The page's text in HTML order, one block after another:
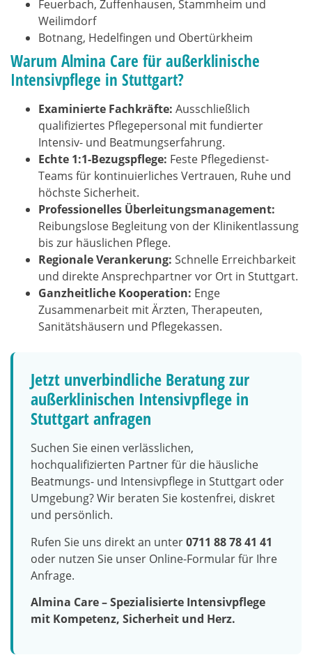
Feuerbach, Zuffenhausen, Stammheim und
Weilimdorf
Botnang, Hedelfingen und Obertürkheim
Warum Almina Care für außerklinische
Intensivpflege in Stuttgart?
Examinierte Fachkräfte: Ausschließlich
qualifiziertes Pflegepersonal mit fundierter
Intensiv- und Beatmungserfahrung.
Echte 1:1-Bezugspflege: Feste Pflegedienst-
Teams für kontinuierliches Vertrauen, Ruhe und
höchste Sicherheit.
Professionelles Überleitungsmanagement:
Reibungslose Begleitung von der Klinikentlassung
bis zur häuslichen Pflege.
Regionale Verankerung: Schnelle Erreichbarkeit
und direkte Ansprechpartner vor Ort in Stuttgart.
Ganzheitliche Kooperation: Enge
Zusammenarbeit mit Ärzten, Therapeuten,
Sanitätshäusern und Pflegekassen.
Jetzt unverbindliche Beratung zur
außerklinischen Intensivpflege in
Stuttgart anfragen
Suchen Sie einen verlässlichen,
hochqualifizierten Partner für die häusliche
Beatmungs- und Intensivpflege in Stuttgart oder
Umgebung? Wir beraten Sie kostenfrei, diskret
und persönlich.
Rufen Sie uns direkt an unter0711 88 78 41 41
oder nutzen Sie unser Online-Formular für Ihre
Anfrage.
Almina Care – Spezialisierte Intensivpflege
mit Kompetenz, Sicherheit und Herz.